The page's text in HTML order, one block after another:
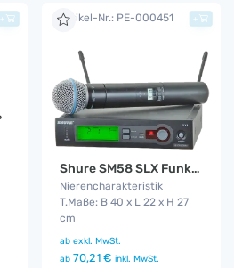
+ Artikel-Nr.: PE-000451
Shure SM58 SLX Funkmikro
Nierencharakteristik
T.Maße: B 40 x L 22 x H 27
cm
ab exkl. MwSt.
ab 70,21 € inkl. MwSt.
+